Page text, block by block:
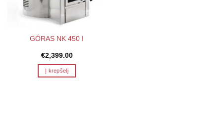
GÓRAS NK 450 I
€2,399.00
Į krepšelį